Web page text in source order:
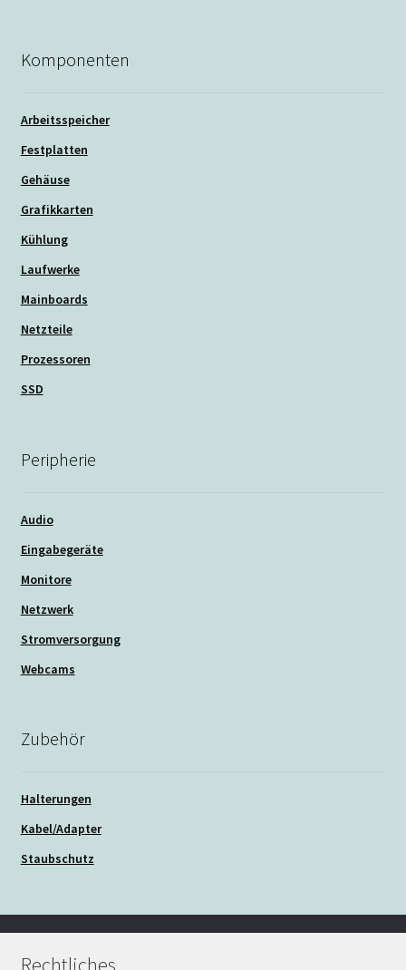
Komponenten
Arbeitsspeicher
Festplatten
Gehäuse
Grafikkarten
Kühlung
Laufwerke
Mainboards
Netzteile
Prozessoren
SSD
Peripherie
Audio
Eingabegeräte
Monitore
Netzwerk
Stromversorgung
Webcams
Zubehör
Halterungen
Kabel/Adapter
Staubschutz
Rechtliches